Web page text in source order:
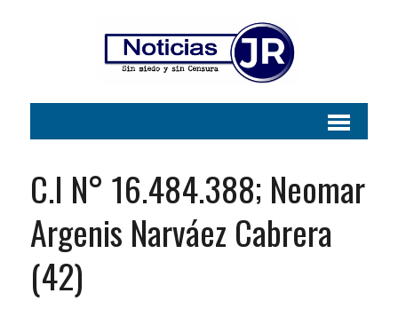
C.I N° 16.484.388; Neomar
Argenis Narváez Cabrera
(42)